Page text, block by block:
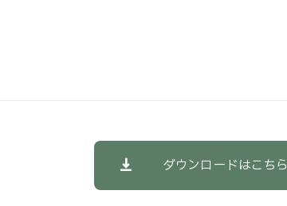
ダウンロードはこちら